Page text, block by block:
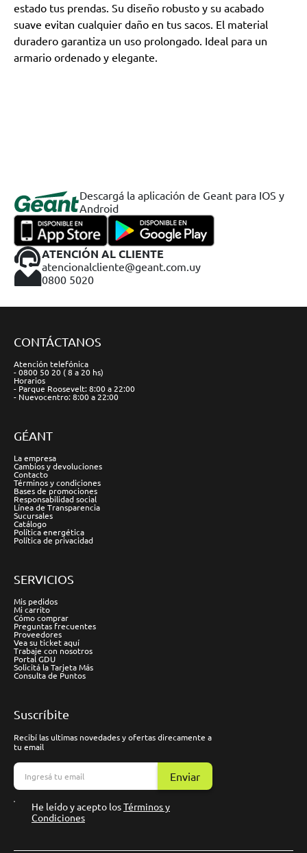
estado tus prendas. Su diseño robusto y su acabado
suave evitan cualquier daño en tus sacos. El material
duradero garantiza un uso prolongado. Ideal para un
armario ordenado y elegante.
Descargá la aplicación de Geant para IOS y
Android
ATENCIÓN AL CLIENTE
atencionalcliente@geant.com.uy
0800 5020
CONTÁCTANOS
Atención telefónica
- 0800 50 20 ( 8 a 20 hs)
Horarios
- Parque Roosevelt: 8:00 a 22:00
- Nuevocentro: 8:00 a 22:00
GÉANT
La empresa
Cambios y devoluciones
Contacto
Términos y condiciones
Bases de promociones
Responsabilidad social
Línea de Transparencia
Sucursales
Catálogo
Política energética
Política de privacidad
SERVICIOS
Mis pedidos
Mi carrito
Cómo comprar
Preguntas frecuentes
Proveedores
Vea su ticket aquí
Trabaje con nosotros
Portal GDU
Solicitá la Tarjeta Más
Consulta de Puntos
Suscríbite
Recibí las ultimas novedades y ofertas direcamente a
tu email
Enviar
He leído y acepto losTérminos y
Condiciones